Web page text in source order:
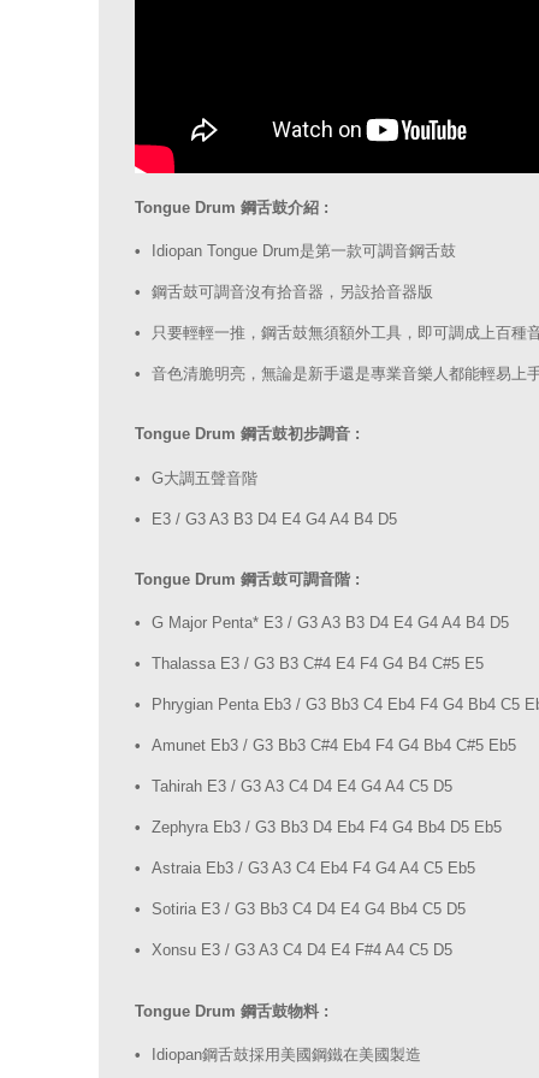
Tongue Drum 鋼舌鼓介紹 :
Idiopan Tongue Drum是第一款可調音鋼舌鼓
鋼舌鼓可調音沒有拾音器，另設拾音器版
只要輕輕一推，鋼舌鼓無須額外工具，即可調成上百種
音色清脆明亮，無論是新手還是專業音樂人都能輕易上
Tongue Drum 鋼舌鼓初步調音 :
G大調五聲音階
E3 / G3 A3 B3 D4 E4 G4 A4 B4 D5
Tongue Drum 鋼舌鼓可調音階 :
G Major Penta* E3 / G3 A3 B3 D4 E4 G4 A4 B4 D5
Thalassa E3 / G3 B3 C#4 E4 F4 G4 B4 C#5 E5
Phrygian Penta Eb3 / G3 Bb3 C4 Eb4 F4 G4 Bb4 C5
Amunet Eb3 / G3 Bb3 C#4 Eb4 F4 G4 Bb4 C#5 Eb5
Tahirah E3 / G3 A3 C4 D4 E4 G4 A4 C5 D5
Zephyra Eb3 / G3 Bb3 D4 Eb4 F4 G4 Bb4 D5 Eb5
Astraia Eb3 / G3 A3 C4 Eb4 F4 G4 A4 C5 Eb5
Sotiria E3 / G3 Bb3 C4 D4 E4 G4 Bb4 C5 D5
Xonsu E3 / G3 A3 C4 D4 E4 F#4 A4 C5 D5
Tongue Drum 鋼舌鼓物料 :
Idiopan鋼舌鼓採用美國鋼鐵在美國製造